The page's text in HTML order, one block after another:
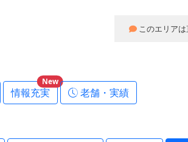
このエリア
情報充実
New
老舗・実績